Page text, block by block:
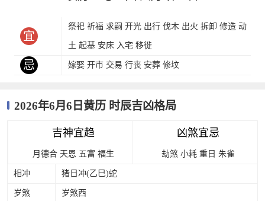
宜
祭祀 祈福 求嗣 开光 出行 伐木 出火 拆卸 修造 动
土 起基 安床 入宅 移徙
忌 嫁娶 开市 交易 行丧 安葬 修坟
2026年6月6日黄历 时辰吉凶格局
吉神宜趋
月德合 天恩 五富 福生
凶煞宜忌
劫煞 小耗 重日 朱雀
相冲 猪日冲(乙巳)蛇
岁煞 岁煞西